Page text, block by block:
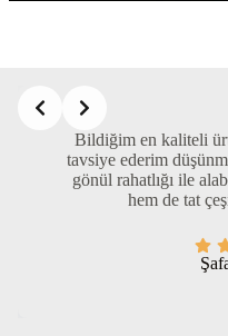
Bildiğim en kaliteli
tavsiye ederim
gönül rahatlığı ile
hem de tat
Uygun fiyat